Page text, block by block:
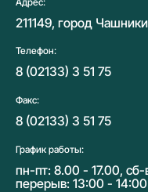
211149, город
Телефон:
8 (02133) 3 51 75
Факс:
8 (02133) 3 51 75
График работы:
пн-пт: 8.00 - 17.00,
перерыв: 13:00 - 14:00